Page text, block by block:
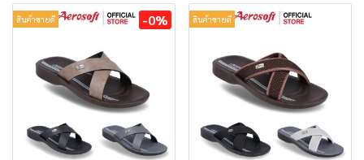
สินค้าขายดี -0% สินค้าขายดี